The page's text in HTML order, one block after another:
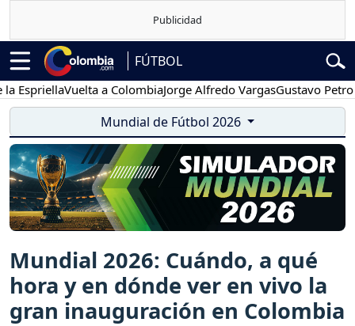
FÚTBOL
Vuelta a ColombiaJorge Alfredo VargasGustavo Petro
Mundial de Fútbol 2026
Mundial 2026: Cuándo, a qué
hora y en dónde ver en vivo la
gran inauguración en Colombia